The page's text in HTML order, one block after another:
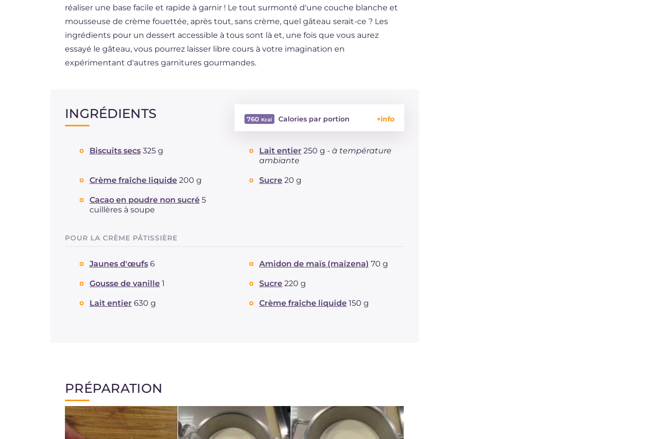
réaliser une base facile et rapide à garnir ! Le tout surmonté d'une couche blanche et
mousseuse de crème fouettée, après tout, sans crème, quel gâteau serait-ce ? Les
ingrédients pour un dessert accessible à tous sont là et, une fois que vous aurez
essayé le gâteau, vous pourrez laisser libre cours à votre imagination en
expérimentant d'autres garnitures gourmandes.
INGRÉDIENTS 760 Calories par portion
Glucides g 109.4
Dont sucres
Protéine
Biscuits secs 325 g Lait entier 250 g - à température
ambiante
Crème fraîche liquide 200 g Sucre 20 g
Cacao en poudre non sucré 5
cuillères à soupe
POUR LA CRÈME PÂTISSIÈRE
Jaunes d'œufs 6 Amidon de maïs (maïzena) 70 g
Gousse de vanille 1 Sucre 220 g
Lait entier 630 g Crème fraîche liquide 150 g
PRÉPARATION